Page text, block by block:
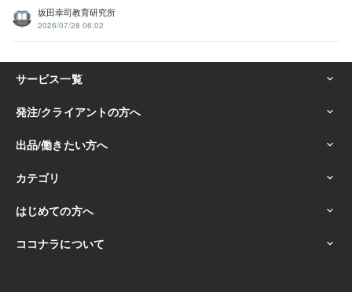
坂田幸司教育研究所
2026/07/28 06:02